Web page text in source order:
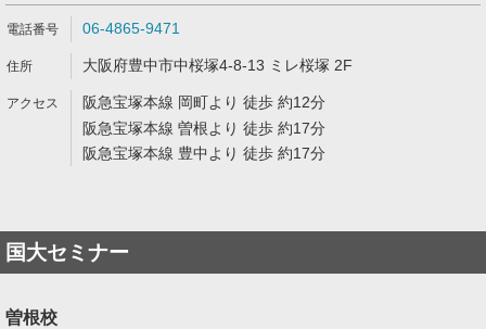
06-4865-9471
大阪府豊中市中桜塚4-8-13 ミレ桜塚 2F
阪急宝塚本線 岡町より 徒歩 約12分
阪急宝塚本線 曽根より 徒歩 約17分
阪急宝塚本線 豊中より 徒歩 約17分
国大セミナー
曽根校